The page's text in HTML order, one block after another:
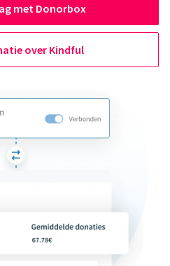
met Donorbox
over Kindful